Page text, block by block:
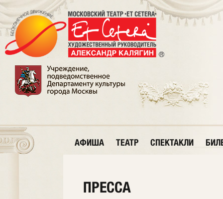
АФИША ТЕАТР СПЕКТАКЛИ
ПРЕССА